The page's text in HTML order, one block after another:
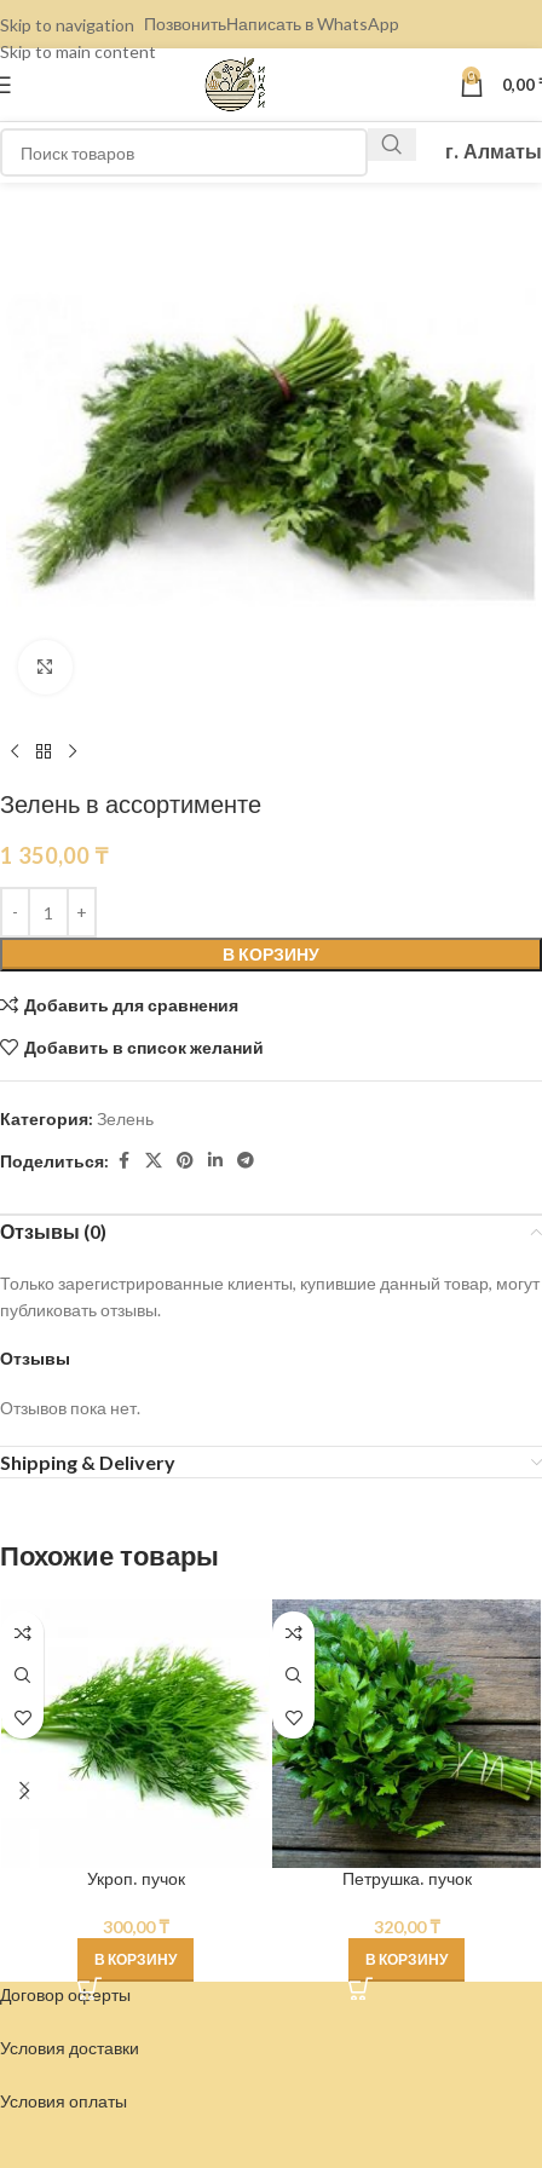
Skip to navigation
Skip to main content
ПозвонитьНаписать в WhatsApp
0 0,00
г. Алматы
Зелень в ассортименте
1 350,00 ₸
В КОРЗИНУ
Добавить для сравнения
Добавить в список желаний
Категория: Зелень
Поделиться:
Отзывы (0)
Отзывы
Отзывов пока нет.
Только зарегистрированные клиенты, купившие данный товар, могут
публиковать отзывы.
Shipping & Delivery
Похожие товары
Укроп. пучок
300,00₸
В КОРЗИНУ
Петрушка. пучок
320,00₸
В КОРЗИНУ
Договор оферты
Условия доставки
Условия оплаты